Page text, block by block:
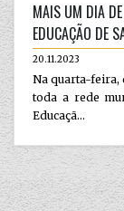
MAIS UM DIA
EDUCAÇÃO DE
20.11.2023
Na quarta-feira,
toda a rede
Educaçã...